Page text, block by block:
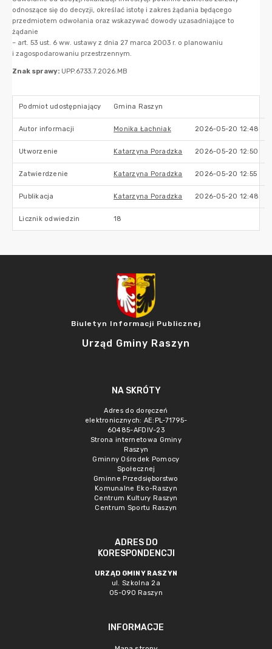
Podmiot udostępniający Gmina Raszyn
Autor informacji Monika Łachniak 2026-05-20 12:48
Utworzenie Katarzyna Poradzka 2026-05-20 12:50
Zatwierdzenie Katarzyna Poradzka 2026-05-20 12:55
Publikacja Katarzyna Poradzka 2026-05-20 12:48
Licznik odwiedzin 18
Biuletyn Informacji Publicznej
Urząd Gminy Raszyn
NA SKRÓTY
Adres do doręczeń
elektronicznych: AE:PL-71795-
60485-AFDIV-23
Strona internetowa Gminy
Raszyn
Gminny Ośrodek Pomocy
Społecznej
Gminne Przedsięborstwo
Komunalne Eko-Raszyn
Centrum Kultury Raszyn
Centrum Sportu Raszyn
ADRES DO
KORESPONDENCJI
URZĄD GMINY RASZYN
ul. Szkolna 2a
05-090 Raszyn
INFORMACJE